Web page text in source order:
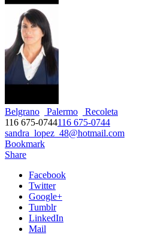
Belgrano Palermo
Recoleta
116 675-0744116 675-0744
sandra_lopez_48@hotmail.com
Bookmark
Share
Facebook
Twitter
Google+
Tumblr
LinkedIn
Mail